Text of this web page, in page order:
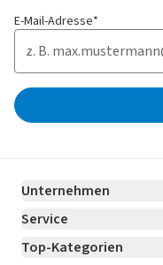
E-Mail-Adresse*
Unternehmen
Über LeasingMarkt.de
Karriere Jetzt
Service
Kontakt
Top-Kategorien